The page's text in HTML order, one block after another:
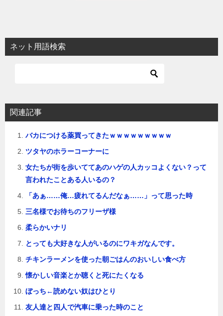
ネット用語検索
関連記事
バカにつける薬買ってきたｗｗｗｗｗｗｗｗｗ
ツタヤのホラーコーナーに
女たちが街を歩いててあのハゲの人カッコよくない？って
言われたことある人いるの？
「あぁ……俺…疲れてるんだなぁ……」って思った時
三名様でお待ちのフリーザ様
柔らかいナリ
とっても大好きな人がいるのにワキガなんです。
チキンラーメンを使った朝ごはんのおいしい食べ方
懐かしい音楽とか聴くと死にたくなる
ぼっち←読めない奴はひとり
友人達と四人で汽車に乗った時のこと